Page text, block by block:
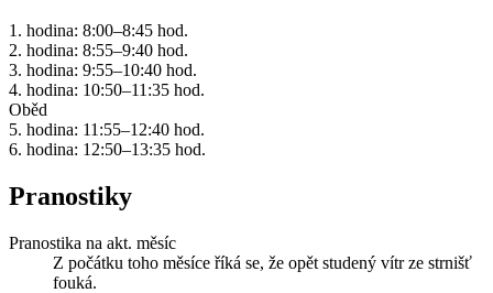
1. hodina: 8:00–8:45 hod.
2. hodina: 8:55–9:40 hod.
3. hodina: 9:55–10:40 hod.
4. hodina: 10:50–11:35 hod.
Oběd
5. hodina: 11:55–12:40 hod.
6. hodina: 12:50–13:35 hod.
Pranostiky
Pranostika na akt. měsíc
Z počátku toho měsíce říká se, že opět studený vítr ze strnišť
fouká.